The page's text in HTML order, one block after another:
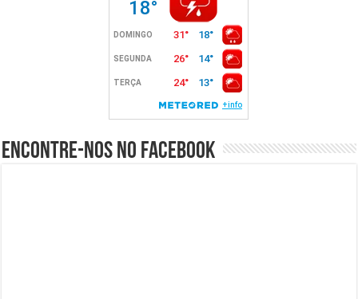
Encontre-nos no Facebook